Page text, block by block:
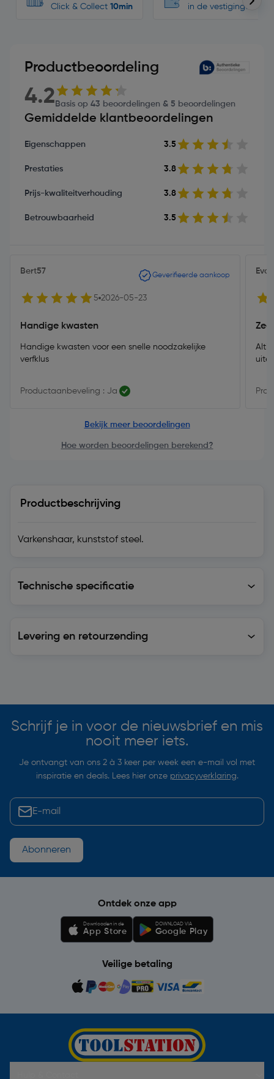
Click & Collect 10min
in de vestigingen
Productbeoordeling
4.2 Basis op 43 beoordelingen & 5 beoordelingen
Gemiddelde klantbeoordelingen
Eigenschappen 3.5
Prestaties 3.8
Prijs-kwaliteitverhouding 3.8
Betrouwbaarheid 3.5
Bert57 Geverifieerde aankoop
5 2026-05-23
Handige kwasten
Handige kwasten voor een snelle noodzakelijke
verfklus
Productaanbeveling : Ja
Bekijk meer beoordelingen
Hoe worden beoordelingen berekend?
Productbeschrijving
Varkenshaar, kunststof steel.
Technische specificatie
Levering en retourzending
Schrijf je in voor de nieuwsbrief en mis
nooit meer iets.
Je ontvangt van ons 2 à 3 keer per week een e-mail vol met
inspiratie en deals. Lees hier onze privacyverklaring.
Abonneren
Ontdek onze app
Downloaden in de
App Store
DOWNLOAD VIA
Google Play
Veilige betaling